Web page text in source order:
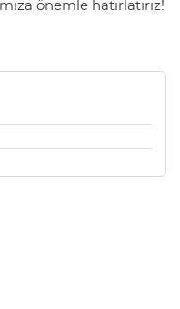
önemle hatırlatırız!